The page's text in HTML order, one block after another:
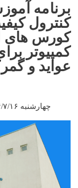
برنامه
کنترول
کورس های
کمپیوتر
عواید و
چهارشنبه ۱۴۰۴/۷/۱۶ - ۱۱:۰